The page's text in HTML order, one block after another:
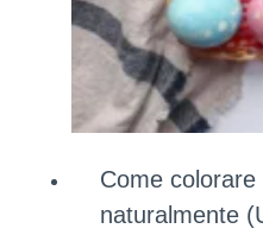
Come
naturalmente